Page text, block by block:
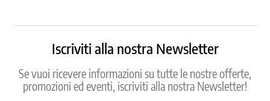
Iscriviti alla nostra Newsletter
Se vuoi ricevere informazioni su tutte le nostre offerte,
promozioni ed eventi, iscriviti alla nostra Newsletter!